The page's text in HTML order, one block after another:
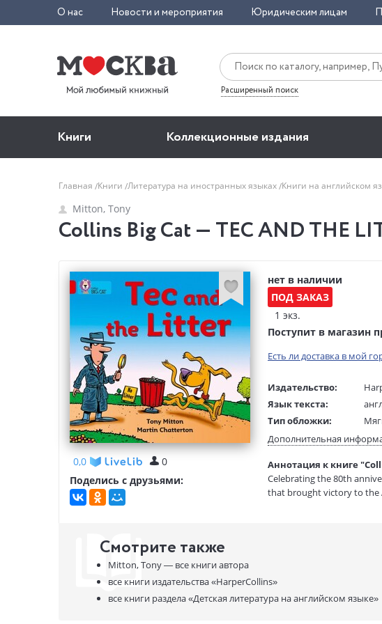
О нас Новости и мероприятия Юридическим лицам
Расширенный поиск
Книги Коллекционные издания
Главная Книги Литература на иностранных языках Книги на английском
Mitton, Tony
Collins Big Cat — TEC AND THE
0,0
0
Поделись с друзьями:
нет в наличии
ПОД ЗАКАЗ
1 экз.
Поступит в магазин
Есть ли доставка в мой
Издательство:
Язык текста:
Тип обложки:
Размеры в мм
Вес: 1 гр.
Дополнительная
Аннотация к книге
Celebrating the 80th
that brought victory to the
Смотрите также
Mitton, Tony — все книги автора
все книги издательства«HarperCollins»
все книги раздела«Детская литература на английском языке»